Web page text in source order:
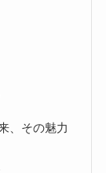
、その魅力